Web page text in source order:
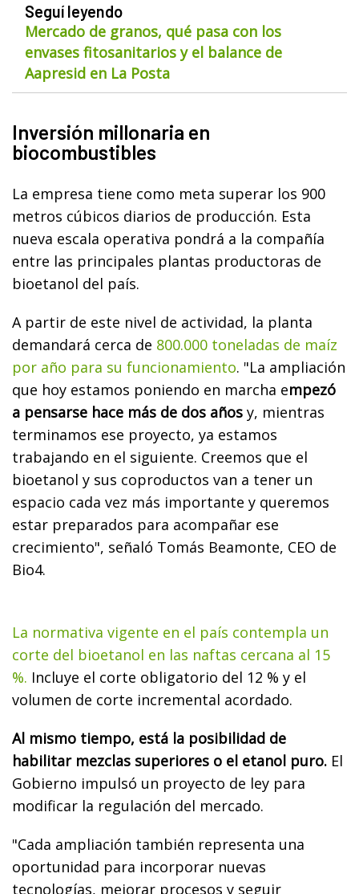
Seguí leyendo
Mercado de granos, qué pasa con los
envases fitosanitarios y el balance de
Aapresid en La Posta
Inversión millonaria en
biocombustibles
La empresa tiene como meta superar los 900
metros cúbicos diarios de producción. Esta
nueva escala operativa pondrá a la compañía
entre las principales plantas productoras de
bioetanol del país.
A partir de este nivel de actividad, la planta
demandará cerca de 800.000 toneladas de maíz
por año para su funcionamiento. "La ampliación
que hoy estamos poniendo en marcha empezó
a pensarse hace más de dos años y, mientras
terminamos ese proyecto, ya estamos
trabajando en el siguiente. Creemos que el
bioetanol y sus coproductos van a tener un
espacio cada vez más importante y queremos
estar preparados para acompañar ese
crecimiento", señaló Tomás Beamonte, CEO de
Bio4.
La normativa vigente en el país contempla un
corte del bioetanol en las naftas cercana al 15
%. Incluye el corte obligatorio del 12 % y el
volumen de corte incremental acordado.
Al mismo tiempo, está la posibilidad de
habilitar mezclas superiores o el etanol puro. El
Gobierno impulsó un proyecto de ley para
modificar la regulación del mercado.
"Cada ampliación también representa una
oportunidad para incorporar nuevas
tecnologías, mejorar procesos y seguir